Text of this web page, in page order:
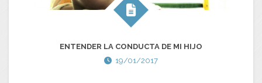
ENTENDER LA CONDUCTA DE MI HIJO
19/01/2017